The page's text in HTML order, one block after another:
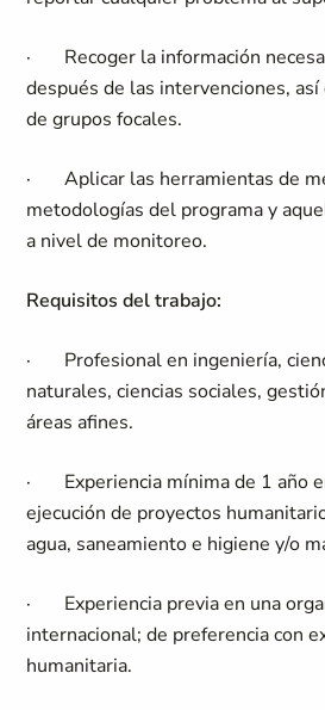
· Recoger la información
después de las intervenciones,
de grupos focales.
·Aplicar las herramientas de
metodologías del programa y
a nivel de monitoreo.
Requisitos del trabajo:
· Profesional en ingeniería,
naturales, ciencias sociales,
áreas afines.
· Experiencia mínima de 1 año
ejecución de proyectos
agua, saneamiento e higiene y/o
· Experiencia previa en una
internacional; de preferencia con
humanitaria.